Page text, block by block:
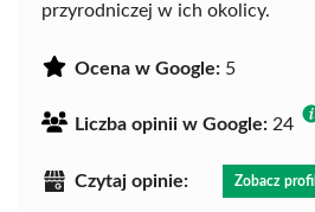
przyrodniczej w ich okolicy.
Ocena w Google: 5
Liczba opinii w Google: 24
Czytaj opinie: Zobacz profil